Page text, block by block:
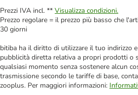
Prezzi IVA incl. ** Visualizza condizioni.
Prezzo regolare = il prezzo più basso che
30 giorni
bitiba ha il diritto di utilizzare il tuo indirizzo
pubblicità diretta relativa a propri prodotti o
qualsiasi momento senza sostenere alcun
trasmissione secondo le tariffe di base,
zooplus. Per maggiori informazioni: